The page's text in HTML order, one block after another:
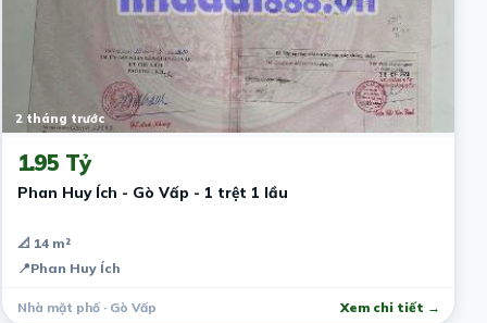
2 tháng trước
1.95 Tỷ
Phan Huy Ích - Gò Vấp - 1 trệt 1 lầu
📐 14 m²
📍Phan Huy Ích
Nhà mặt phố · Gò Vấp Xem chi tiết →